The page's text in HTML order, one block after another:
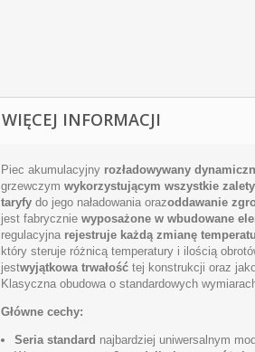
WIĘCEJ INFORMACJI
Piec akumulacyjny rozładowywany
grzewczym wykorzystującym wszystkie
taryfy do jego naładowania orazoddawanie
jest fabrycznie wyposażone w wbudowane
regulacyjna rejestruje każdą zmianę
który steruje różnicą temperatury i ilością
jestwyjątkowa trwałość tej konstrukcji oraz
Klasyczna obudowa o standardowych
Główne cechy:
Seria standard najbardziej uniwersalnym